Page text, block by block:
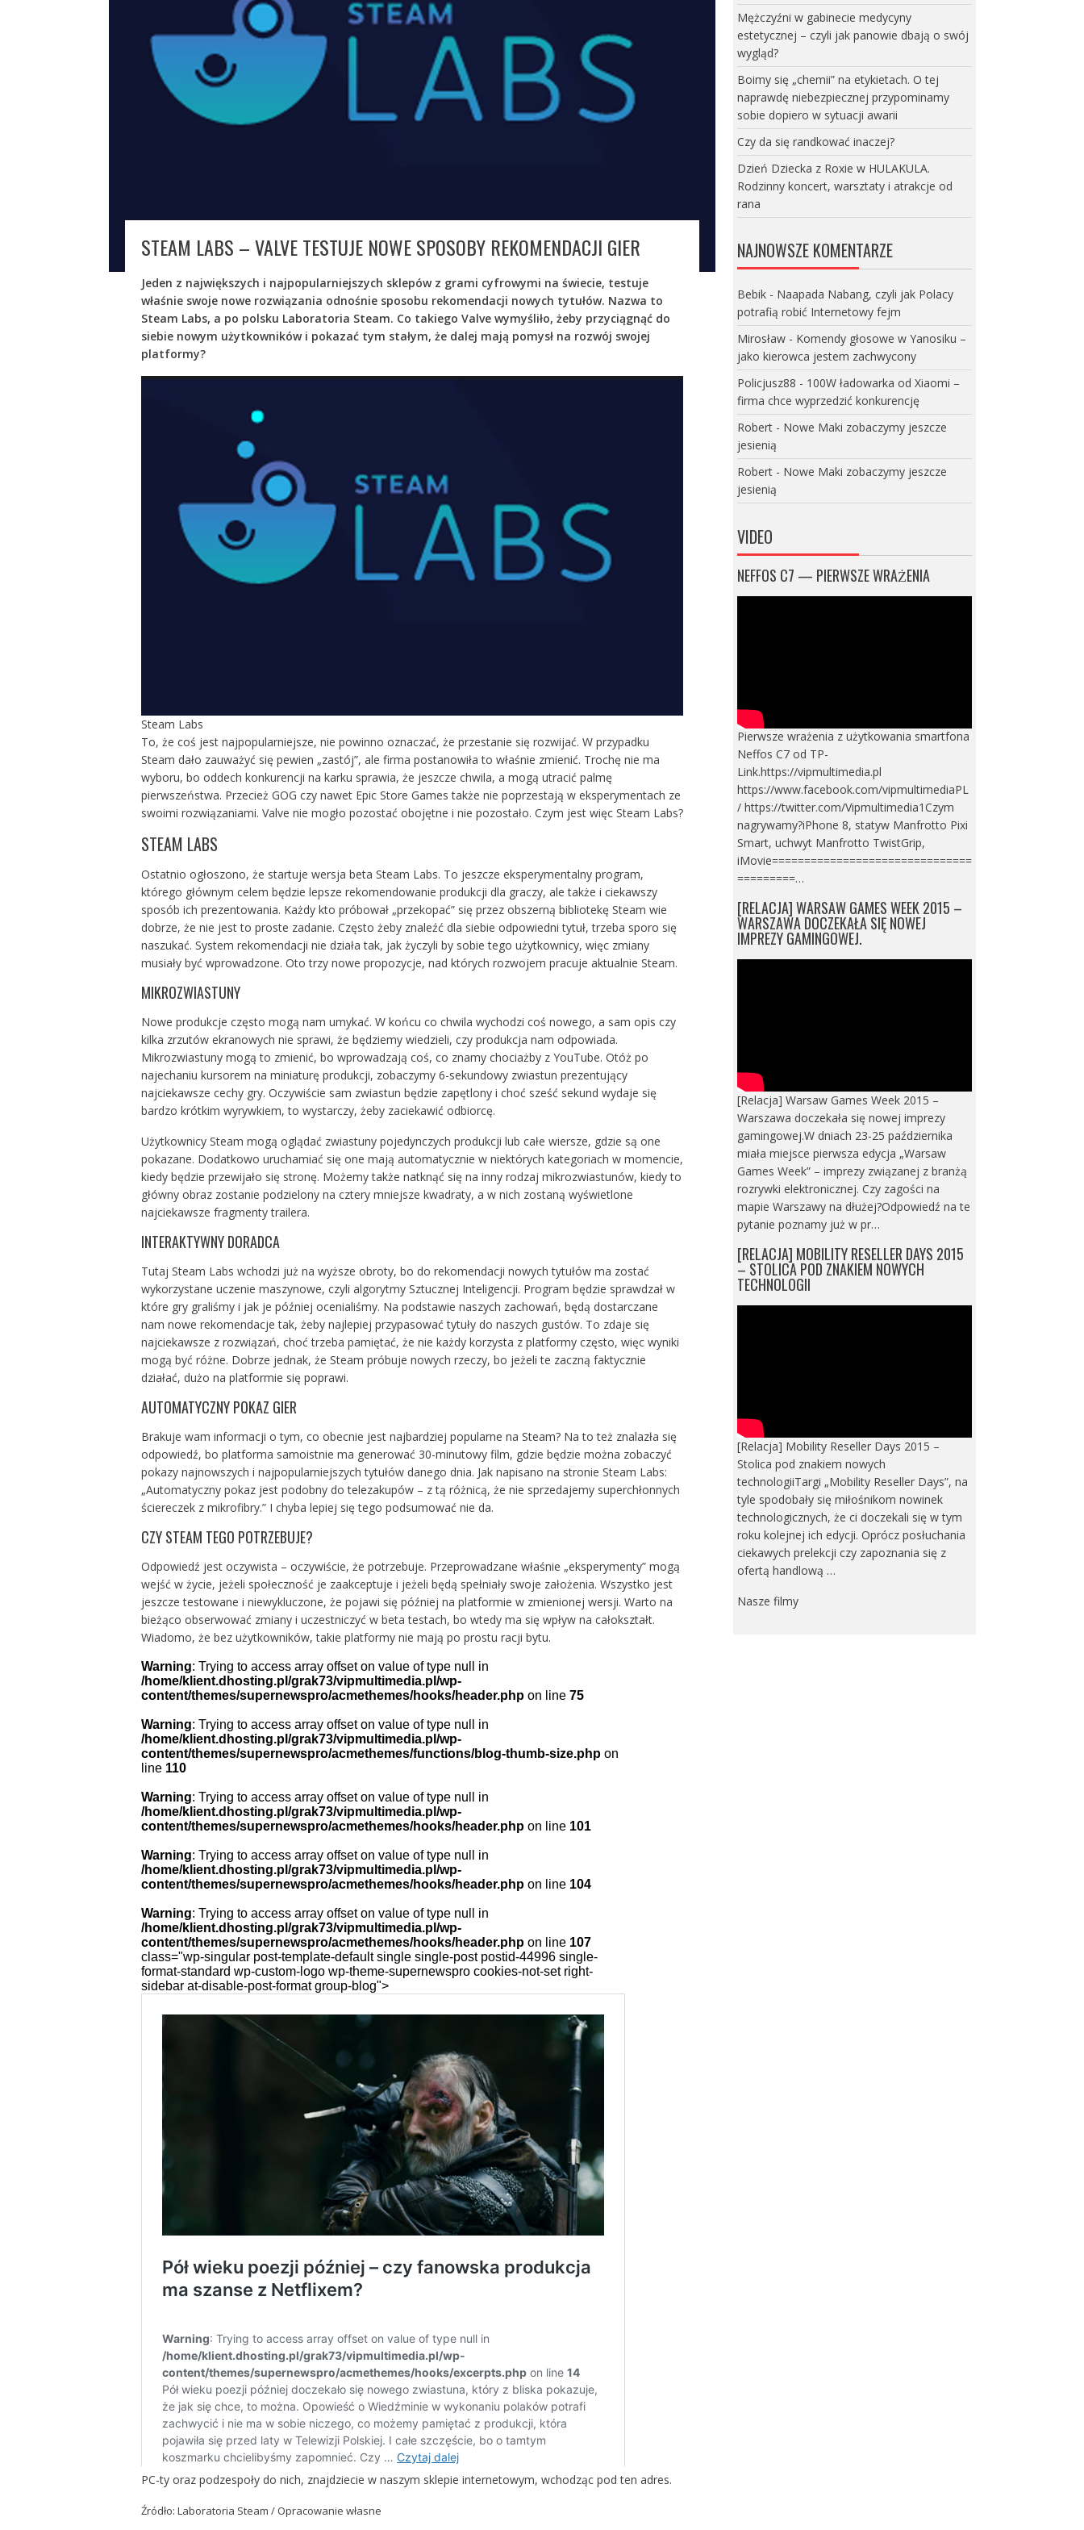
STEAM LABS – VALVE TESTUJE NOWE SPOSOBY REKOMENDACJI GIER
Jeden z największych i najpopularniejszych sklepów z grami cyfrowymi na świecie, testuje
właśnie swoje nowe rozwiązania odnośnie sposobu rekomendacji nowych tytułów. Nazwa to
Steam Labs, a po polsku Laboratoria Steam. Co takiego Valve wymyśliło, żeby przyciągnąć do
siebie nowym użytkowników i pokazać tym stałym, że dalej mają pomysł na rozwój swojej
platformy?
Steam Labs
To, że coś jest najpopularniejsze, nie powinno oznaczać, że przestanie się rozwijać. W przypadku
Steam dało zauważyć się pewien „zastój”, ale firma postanowiła to właśnie zmienić. Trochę nie ma
wyboru, bo oddech konkurencji na karku sprawia, że jeszcze chwila, a mogą utracić palmę
pierwszeństwa. Przecież GOG czy nawet Epic Store Games także nie poprzestają w eksperymentach ze
swoimi rozwiązaniami. Valve nie mogło pozostać obojętne i nie pozostało. Czym jest więc Steam Labs?
STEAM LABS
Ostatnio ogłoszono, że startuje wersja beta Steam Labs. To jeszcze eksperymentalny program,
którego głównym celem będzie lepsze rekomendowanie produkcji dla graczy, ale także i ciekawszy
sposób ich prezentowania. Każdy kto próbował „przekopać” się przez obszerną bibliotekę Steam wie
dobrze, że nie jest to proste zadanie. Często żeby znaleźć dla siebie odpowiedni tytuł, trzeba sporo się
naszukać. System rekomendacji nie działa tak, jak życzyli by sobie tego użytkownicy, więc zmiany
musiały być wprowadzone. Oto trzy nowe propozycje, nad których rozwojem pracuje aktualnie Steam.
MIKROZWIASTUNY
Nowe produkcje często mogą nam umykać. W końcu co chwila wychodzi coś nowego, a sam opis czy
kilka zrzutów ekranowych nie sprawi, że będziemy wiedzieli, czy produkcja nam odpowiada.
Mikrozwiastuny mogą to zmienić, bo wprowadzają coś, co znamy chociażby z YouTube. Otóż po
najechaniu kursorem na miniaturę produkcji, zobaczymy 6-sekundowy zwiastun prezentujący
najciekawsze cechy gry. Oczywiście sam zwiastun będzie zapętlony i choć sześć sekund wydaje się
bardzo krótkim wyrywkiem, to wystarczy, żeby zaciekawić odbiorcę.
Użytkownicy Steam mogą oglądać zwiastuny pojedynczych produkcji lub całe wiersze, gdzie są one
pokazane. Dodatkowo uruchamiać się one mają automatycznie w niektórych kategoriach w momencie,
kiedy będzie przewijało się stronę. Możemy także natknąć się na inny rodzaj mikrozwiastunów, kiedy to
główny obraz zostanie podzielony na cztery mniejsze kwadraty, a w nich zostaną wyświetlone
najciekawsze fragmenty trailera.
INTERAKTYWNY DORADCA
Tutaj Steam Labs wchodzi już na wyższe obroty, bo do rekomendacji nowych tytułów ma zostać
wykorzystane uczenie maszynowe, czyli algorytmy Sztucznej Inteligencji. Program będzie sprawdzał w
które gry graliśmy i jak je później ocenialiśmy. Na podstawie naszych zachowań, będą dostarczane
nam nowe rekomendacje tak, żeby najlepiej przypasować tytuły do naszych gustów. To zdaje się
najciekawsze z rozwiązań, choć trzeba pamiętać, że nie każdy korzysta z platformy często, więc wyniki
mogą być różne. Dobrze jednak, że Steam próbuje nowych rzeczy, bo jeżeli te zaczną faktycznie
działać, dużo na platformie się poprawi.
AUTOMATYCZNY POKAZ GIER
Brakuje wam informacji o tym, co obecnie jest najbardziej popularne na Steam? Na to też znalazła się
odpowiedź, bo platforma samoistnie ma generować 30-minutowy film, gdzie będzie można zobaczyć
pokazy najnowszych i najpopularniejszych tytułów danego dnia. Jak napisano na stronie Steam Labs:
„Automatyczny pokaz jest podobny do telezakupów – z tą różnicą, że nie sprzedajemy superchłonnych
ściereczek z mikrofibry.” I chyba lepiej się tego podsumować nie da.
CZY STEAM TEGO POTRZEBUJE?
Odpowiedź jest oczywista – oczywiście, że potrzebuje. Przeprowadzane właśnie „eksperymenty” mogą
wejść w życie, jeżeli społeczność je zaakceptuje i jeżeli będą spełniały swoje założenia. Wszystko jest
jeszcze testowane i niewykluczone, że pojawi się później na platformie w zmienionej wersji. Warto na
bieżąco obserwować zmiany i uczestniczyć w beta testach, bo wtedy ma się wpływ na całokształt.
Wiadomo, że bez użytkowników, takie platformy nie mają po prostu racji bytu.
PC-ty oraz podzespoły do nich, znajdziecie w naszym sklepie internetowym, wchodząc pod ten adres.
Źródło: Laboratoria Steam / Opracowanie własne
Mężczyźni w gabinecie medycyny
estetycznej – czyli jak panowie dbają o swój
wygląd?
Boimy się „chemii” na etykietach. O tej
naprawdę niebezpiecznej przypominamy
sobie dopiero w sytuacji awarii
Czy da się randkować inaczej?
Dzień Dziecka z Roxie w HULAKULA.
Rodzinny koncert, warsztaty i atrakcje od
rana
NAJNOWSZE KOMENTARZE
Bebik- Naapada Nabang, czyli jak Polacy
potrafią robić Internetowy fejm
Mirosław- Komendy głosowe w Yanosiku –
jako kierowca jestem zachwycony
Policjusz88 - 100W ładowarka od Xiaomi –
firma chce wyprzedzić konkurencję
Robert- Nowe Maki zobaczymy jeszcze
jesienią
Robert- Nowe Maki zobaczymy jeszcze
jesienią
VIDEO
NEFFOS C7 — PIERWSZE WRAŻENIA
Pierwsze wrażenia z użytkowania smartfona
Neffos C7 od TP-
Link.https://vipmultimedia.pl
https://www.facebook.com/vipmultimediaPL
/ https://twitter.com/Vipmultimedia1Czym
nagrywamy?iPhone 8, statyw Manfrotto Pixi
Smart, uchwyt Manfrotto TwistGrip,
iMovie===============================
=========…
[RELACJA] WARSAW GAMES WEEK 2015 –
WARSZAWA DOCZEKAŁA SIĘ NOWEJ
IMPREZY GAMINGOWEJ.
[Relacja] Warsaw Games Week 2015 –
Warszawa doczekała się nowej imprezy
gamingowej.W dniach 23-25 października
miała miejsce pierwsza edycja „Warsaw
Games Week” – imprezy związanej z branżą
rozrywki elektronicznej. Czy zagości na
mapie Warszawy na dłużej?Odpowiedź na te
pytanie poznamy już w pr…
[RELACJA] MOBILITY RESELLER DAYS 2015
– STOLICA POD ZNAKIEM NOWYCH
TECHNOLOGII
[Relacja] Mobility Reseller Days 2015 –
Stolica pod znakiem nowych
technologiiTargi „Mobility Reseller Days”, na
tyle spodobały się miłośnikom nowinek
technologicznych, że ci doczekali się w tym
roku kolejnej ich edycji. Oprócz posłuchania
ciekawych prelekcji czy zapoznania się z
ofertą handlową …
Nasze filmy